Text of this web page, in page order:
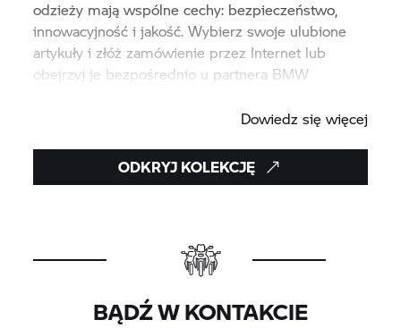
odzieży mają wspólne cechy: bezpieczeństwo,
innowacyjność i jakość. Wybierz swoje ulubione
artykuły i złóż zamówienie przez Internet lub
obejrzyj je bezpośrednio u partnera BMW
Dowiedz się więcej
ODKRYJ KOLEKCJĘ
BĄDŹ W KONTAKCIE